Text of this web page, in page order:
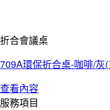
折合會議桌
709A環保折合桌-咖啡/灰
查看內容
服務項目